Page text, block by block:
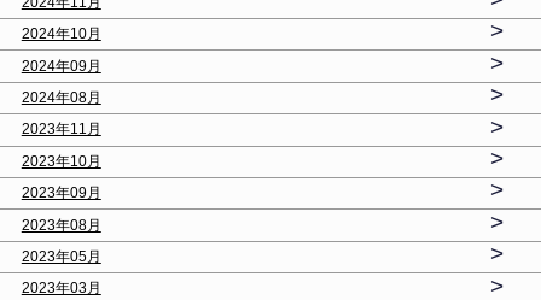
2024年10月 >
2024年09月 >
2024年08月 >
2023年11月 >
2023年10月 >
2023年09月 >
2023年08月 >
2023年05月 >
2023年03月 >